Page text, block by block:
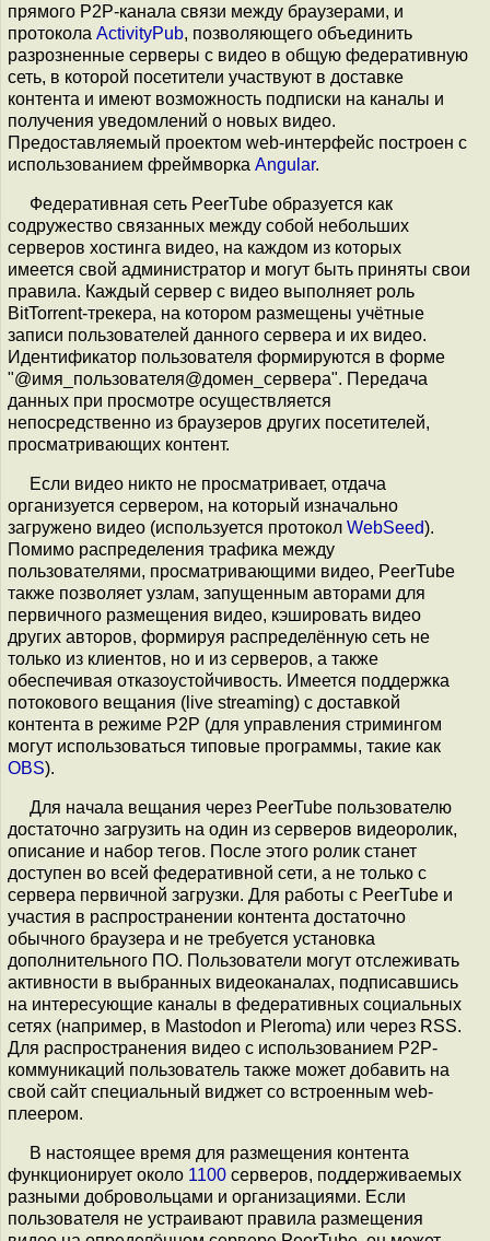
прямого P2P-канала связи между браузерами, и
протокола ActivityPub, позволяющего объединить
разрозненные серверы с видео в общую федеративную
сеть, в которой посетители участвуют в доставке
контента и имеют возможность подписки на каналы и
получения уведомлений о новых видео.
Предоставляемый проектом web-интерфейс построен с
использованием фреймворка Angular.
Федеративная сеть PeerTube образуется как
содружество связанных между собой небольших
серверов хостинга видео, на каждом из которых
имеется свой администратор и могут быть приняты свои
правила. Каждый сервер с видео выполняет роль
BitTorrent-трекера, на котором размещены учётные
записи пользователей данного сервера и их видео.
Идентификатор пользователя формируются в форме
"@имя_пользователя@домен_сервера". Передача
данных при просмотре осуществляется
непосредственно из браузеров других посетителей,
просматривающих контент.
Если видео никто не просматривает, отдача
организуется сервером, на который изначально
загружено видео (используется протокол WebSeed).
Помимо распределения трафика между
пользователями, просматривающими видео, PeerTube
также позволяет узлам, запущенным авторами для
первичного размещения видео, кэшировать видео
других авторов, формируя распределённую сеть не
только из клиентов, но и из серверов, а также
обеспечивая отказоустойчивость. Имеется поддержка
потокового вещания (live streaming) с доставкой
контента в режиме P2P (для управления стримингом
могут использоваться типовые программы, такие как
OBS).
Для начала вещания через PeerTube пользователю
достаточно загрузить на один из серверов видеоролик,
описание и набор тегов. После этого ролик станет
доступен во всей федеративной сети, а не только с
сервера первичной загрузки. Для работы с PeerTube и
участия в распространении контента достаточно
обычного браузера и не требуется установка
дополнительного ПО. Пользователи могут отслеживать
активности в выбранных видеоканалах, подписавшись
на интересующие каналы в федеративных социальных
сетях (например, в Mastodon и Pleroma) или через RSS.
Для распространения видео с использованием P2P-
коммуникаций пользователь также может добавить на
свой сайт специальный виджет со встроенным web-
плеером.
В настоящее время для размещения контента
функционирует около 1100 серверов, поддерживаемых
разными добровольцами и организациями. Если
пользователя не устраивают правила размещения